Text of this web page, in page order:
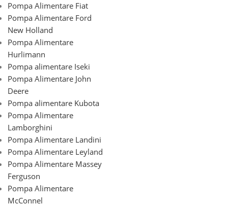
Pompa Alimentare Fiat
Pompa Alimentare Ford
New Holland
Pompa Alimentare
Hurlimann
Pompa alimentare Iseki
Pompa Alimentare John
Deere
Pompa alimentare Kubota
Pompa Alimentare
Lamborghini
Pompa Alimentare Landini
Pompa Alimentare Leyland
Pompa Alimentare Massey
Ferguson
Pompa Alimentare
McConnel